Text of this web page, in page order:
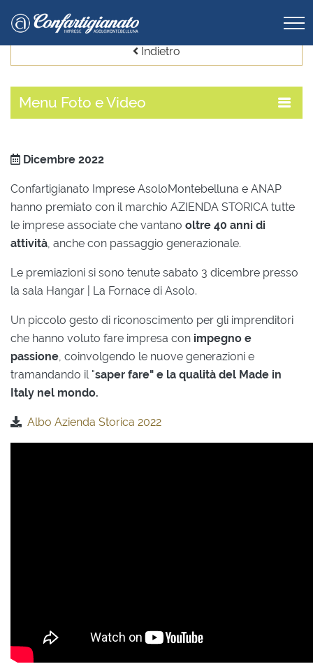
Indietro
Menu Foto e Video
Dicembre 2022
Confartigianato Imprese AsoloMontebelluna e ANAP
hanno premiato con il marchio AZIENDA STORICA tutte
le imprese associate che vantano oltre 40 anni di
attività, anche con passaggio generazionale.
Le premiazioni si sono tenute sabato 3 dicembre presso
la sala Hangar | La Fornace di Asolo.
Un piccolo gesto di riconoscimento per gli imprenditori
che hanno voluto fare impresa con impegno e
passione, coinvolgendo le nuove generazioni e
tramandando il "saper fare" e la qualità del Made in
Italy nel mondo.
Albo Azienda Storica 2022